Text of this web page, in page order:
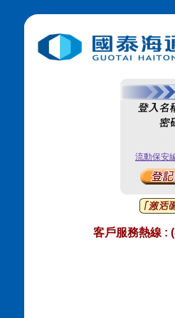
流動保安
客戶服務熱線 :